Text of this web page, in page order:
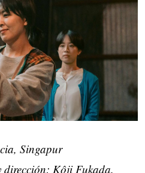
Singapur
Kôji Fukada.